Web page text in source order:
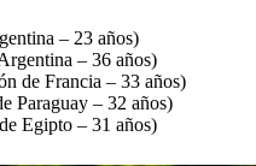
– 23 años)
– 36 años)
de Francia – 33 años)
Paraguay – 32 años)
Egipto – 31 años)